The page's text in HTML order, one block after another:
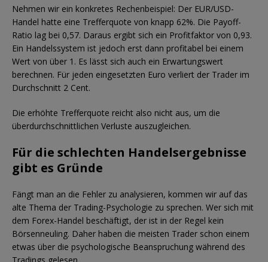
Nehmen wir ein konkretes Rechenbeispiel: Der EUR/USD-
Handel hatte eine Trefferquote von knapp 62%. Die Payoff-
Ratio lag bei 0,57. Daraus ergibt sich ein Profitfaktor von 0,93.
Ein Handelssystem ist jedoch erst dann profitabel bei einem
Wert von über 1. Es lässt sich auch ein Erwartungswert
berechnen. Für jeden eingesetzten Euro verliert der Trader im
Durchschnitt 2 Cent.
Die erhöhte Trefferquote reicht also nicht aus, um die
überdurchschnittlichen Verluste auszugleichen.
Für die schlechten Handelsergebnisse
gibt es Gründe
Fängt man an die Fehler zu analysieren, kommen wir auf das
alte Thema der Trading-Psychologie zu sprechen. Wer sich mit
dem Forex-Handel beschäftigt, der ist in der Regel kein
Börsenneuling. Daher haben die meisten Trader schon einem
etwas über die psychologische Beanspruchung während des